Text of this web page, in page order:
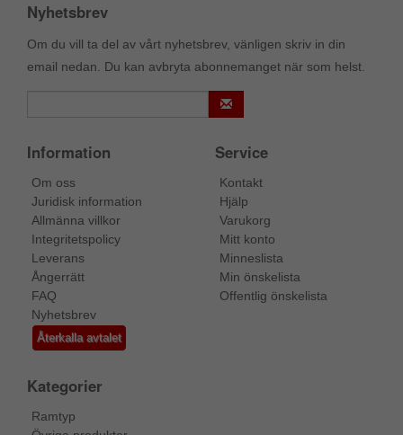
Nyhetsbrev
Om du vill ta del av vårt nyhetsbrev, vänligen skriv in din
email nedan. Du kan avbryta abonnemanget när som helst.
Information
Om oss
Juridisk information
Allmänna villkor
Integritetspolicy
Leverans
Ångerrätt
FAQ
Nyhetsbrev
Återkalla avtalet
Service
Kontakt
Hjälp
Varukorg
Mitt konto
Minneslista
Min önskelista
Offentlig önskelista
Kategorier
Ramtyp